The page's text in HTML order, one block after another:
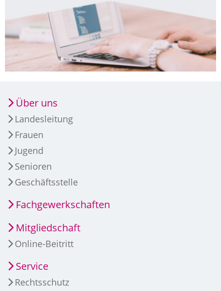
Über uns
Landesleitung
Frauen
Jugend
Senioren
Geschäftsstelle
Fachgewerkschaften
Mitgliedschaft
Online-Beitritt
Service
Rechtsschutz